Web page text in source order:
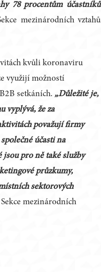
78 procentům účastníků
mezinárodních vztahů
kvůli koronaviru
využijí možností
setkáních. „Důležité je,
vyplývá, že za
považují firmy
účasti na
jsou pro ně také služby
průzkumy,
sektorových
mezinárodních